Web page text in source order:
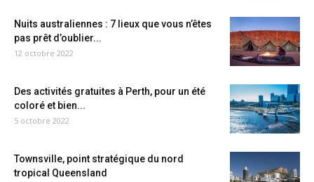
Nuits australiennes : 7 lieux que vous n’êtes
pas prêt d’oublier...
12 octobre 2022
Des activités gratuites à Perth, pour un été
coloré et bien...
5 octobre 2022
Townsville, point stratégique du nord
tropical Queensland